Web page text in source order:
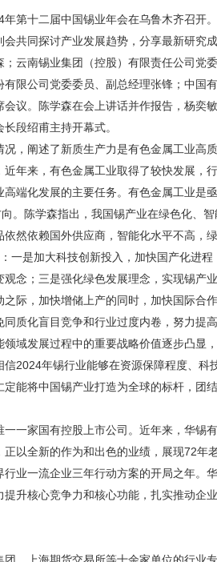
第十二届中国锡业年会在乌鲁木齐召开
共同探讨产业发展趋势，分享最新研究
云南锡业集团（控股）有限责任公司党
限公司党委委员、副总经理张锋；中国
议。陈学森在会上讲话并作报告，杨奕
段绍甫主持开幕式。
，阐述了新质生产力是有色金属工业高
年来，有色金属工业取得了较快发展，
端化发展的主要任务。有色金属工业是
。陈学森指出，我国锡产业在绿色化、
然依赖国外供应商，智能化水平不高，
一是加大科技创新投入，加快国产化进程
念；三是强化绿色发展理念，实现锡产
际，加快增储上产的同时，加快国际合
质化盲目竞争和行业过度内卷，努力提高
域发展过程中的重要战略价值逐步凸显
2024年锡行业能够在资源保障程度、科
能将中国锡产业打造为全球的标杆，团
一家国有控股上市公司。近年来，华锡
以全新的作为和出色的业绩，展现72年
业一流企业三年行动方案的开局之年。
升核心竞争力和核心功能，扎实推动企